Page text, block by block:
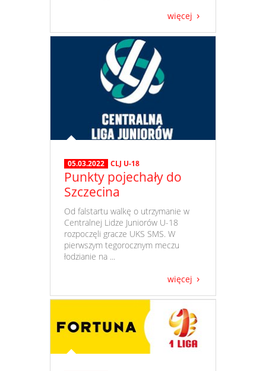
więcej
05.03.2022 CLJ U-18
Punkty pojechały do
Szczecina
​ Od falstartu walkę o utrzymanie w
Centralnej Lidze Juniorów U-18
rozpoczęli gracze UKS SMS. W
pierwszym tegorocznym meczu
łodzianie na ...
więcej